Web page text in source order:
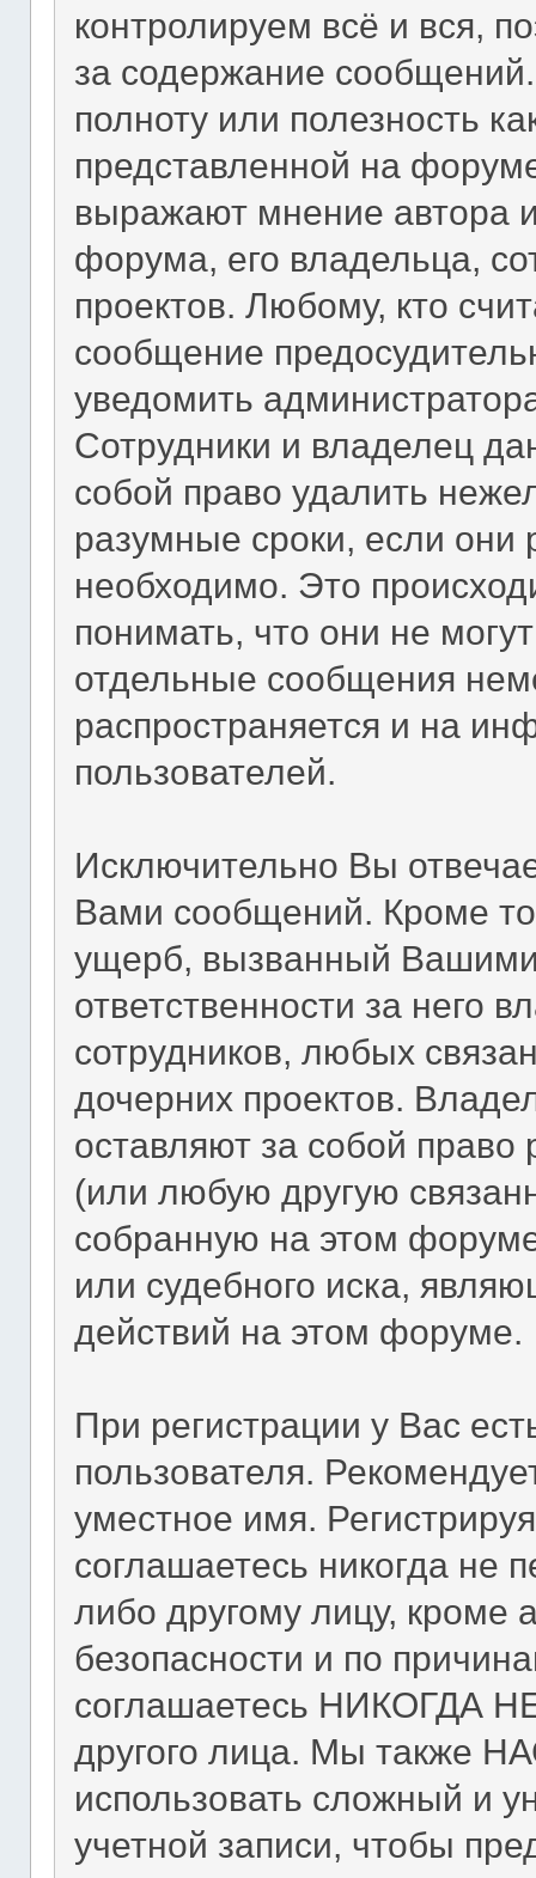
контролируем всё и вся,
за содержание
полноту или полезность
представленной на
выражают мнение автора
форума, его владельца,
проектов. Любому, кто
сообщение
уведомить
Сотрудники и владелец
собой право удалить
разумные сроки, если они
необходимо. Это
понимать, что они не
отдельные сообщения
распространяется и на
пользователей.
Исключительно Вы
Вами сообщений. Кроме
ущерб, вызванный
ответственности за него
сотрудников, любых
дочерних проектов.
оставляют за собой
(или любую другую
собранную на этом
или судебного иска,
действий на этом форуме.
При регистрации у Вас
пользователя.
уместное имя.
соглашаетесь никогда не
либо другому лицу,
безопасности и по
соглашаетесь НИКОГДА
другого лица. Мы также
использовать сложный и
учетной записи, чтобы